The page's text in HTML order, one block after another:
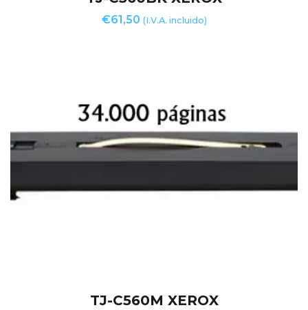
€61,50 (I.V.A. incluido)
TJ-C560M XEROX